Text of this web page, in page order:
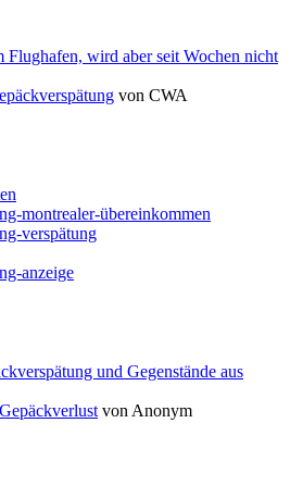
Flughafen, wird aber seit Wochen nicht
von CWA
montrealer-übereinkommen
verspätung
anzeige
und Gegenstände aus
Gepäckverlust von Anonym